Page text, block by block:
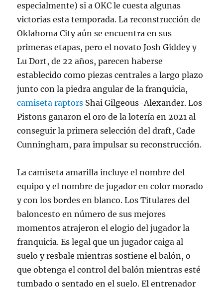
especialmente) si a OKC le cuesta algunas
victorias esta temporada. La reconstrucción de
Oklahoma City aún se encuentra en sus
primeras etapas, pero el novato Josh Giddey y
Lu Dort, de 22 años, parecen haberse
establecido como piezas centrales a largo plazo
junto con la piedra angular de la franquicia,
camiseta raptors Shai Gilgeous-Alexander. Los
Pistons ganaron el oro de la lotería en 2021 al
conseguir la primera selección del draft, Cade
Cunningham, para impulsar su reconstrucción.
La camiseta amarilla incluye el nombre del
equipo y el nombre de jugador en color morado
y con los bordes en blanco. Los Titulares del
baloncesto en número de sus mejores
momentos atrajeron el elogio del jugador la
franquicia. Es legal que un jugador caiga al
suelo y resbale mientras sostiene el balón, o
que obtenga el control del balón mientras esté
tumbado o sentado en el suelo. El entrenador